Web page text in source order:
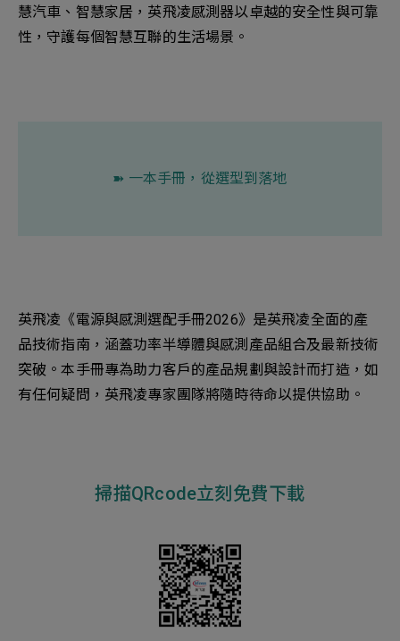
慧汽車、智慧家居，英飛凌感測器以卓越的安全性與可靠
性，守護每個智慧互聯的生活場景。
➽ 一本手冊，從選型到落地
英飛凌《電源與感測選配手冊2026》是英飛凌全面的產
品技術指南，涵蓋功率半導體與感測產品組合及最新技術
突破。本手冊專為助力客戶的產品規劃與設計而打造，如
有任何疑問，英飛凌專家團隊將隨時待命以提供協助。
掃描QRcode立刻免費下載